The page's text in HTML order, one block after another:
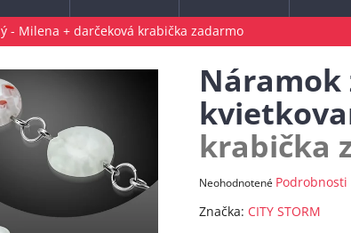
- Milena + darčeková krabička zadarmo
Náramok
krabička
Priemerné
produktu
Neohodnotené
Značka: CITY STORM